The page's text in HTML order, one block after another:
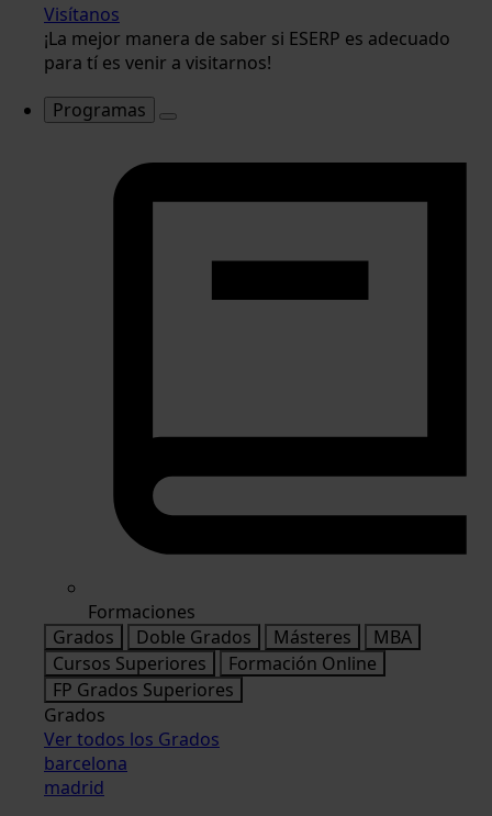
Visítanos
¡La mejor manera de saber si ESERP es adecuado
para tí es venir a visitarnos!
Programas
Formaciones
Grados
Doble Grados Másteres
MBA
Cursos Superiores
Formación Online
FP Grados Superiores
Grados
Ver todos los Grados
barcelona
madrid